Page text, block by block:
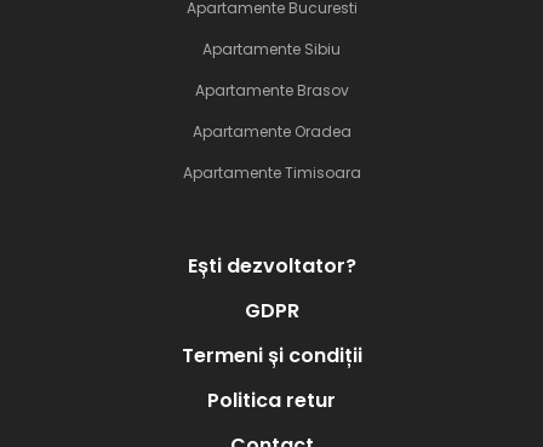
Apartamente Bucuresti
Apartamente Sibiu
Apartamente Brasov
Apartamente Oradea
Apartamente Timisoara
Ești dezvoltator?
GDPR
Termeni și condiții
Politica retur